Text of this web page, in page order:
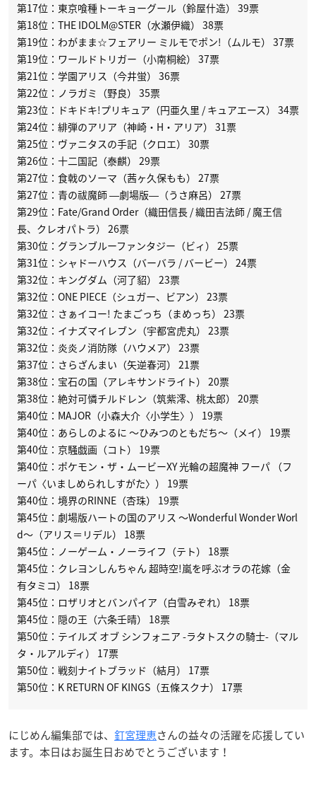
第17位：東京喰種トーキョーグール（鈴屋什造） 39票
第18位：THE IDOLM@STER（水瀬伊織） 38票
第19位：わがまま☆フェアリー ミルモでポン!（ムルモ） 37票
第19位：ワールドトリガー（小南桐絵） 37票
第21位：学園アリス（今井蛍） 36票
第22位：ノラガミ（野良） 35票
第23位：ドキドキ!プリキュア（円亜久里 / キュアエース） 34票
第24位：緋弾のアリア（神崎・H・アリア） 31票
第25位：ヴァニタスの手記（クロエ） 30票
第26位：十二国記（泰麒） 29票
第27位：食戟のソーマ（茜ヶ久保もも） 27票
第27位：青の祓魔師 ―劇場版―（うさ麻呂） 27票
第29位：Fate/Grand Order（織田信長 / 織田吉法師 / 魔王信
長、クレオパトラ） 26票
第30位：グランブルーファンタジー（ビィ） 25票
第31位：シャドーハウス（バーバラ / バービー） 24票
第32位：キングダム（河了貂） 23票
第32位：ONE PIECE（シュガー、ビアン） 23票
第32位：さぁイコー! たまごっち（まめっち） 23票
第32位：イナズマイレブン（宇都宮虎丸） 23票
第32位：炎炎ノ消防隊（ハウメア） 23票
第37位：さらざんまい（矢逆春河） 21票
第38位：宝石の国（アレキサンドライト） 20票
第38位：絶対可憐チルドレン（筑紫澪、桃太郎） 20票
第40位：MAJOR（小森大介〈小学生〉） 19票
第40位：あらしのよるに 〜ひみつのともだち〜（メイ） 19票
第40位：京騒戯画（コト） 19票
第40位：ポケモン・ザ・ムービーXY 光輪の超魔神 フーパ （フ
ーパ〈いましめられしすがた〉） 19票
第40位：境界のRINNE（杏珠） 19票
第45位：劇場版ハートの国のアリス 〜Wonderful Wonder Worl
d〜（アリス＝リデル） 18票
第45位：ノーゲーム・ノーライフ（テト） 18票
第45位：クレヨンしんちゃん 超時空!嵐を呼ぶオラの花嫁（金
有タミコ） 18票
第45位：ロザリオとバンパイア（白雪みぞれ） 18票
第45位：隠の王（六条壬晴） 18票
第50位：テイルズ オブ シンフォニア -ラタトスクの騎士-（マル
タ・ルアルディ） 17票
第50位：戦刻ナイトブラッド（結月） 17票
第50位：K RETURN OF KINGS（五條スクナ） 17票
にじめん編集部では、 釘宮理恵さんの益々の活躍を応援してい
ます。本日はお誕生日おめでとうございます！